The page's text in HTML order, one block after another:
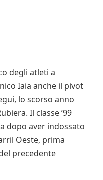
degli atleti a
Iaia anche il pivot
lo scorso anno
Il classe ’99
dopo aver indossato
Oeste, prima
precedente